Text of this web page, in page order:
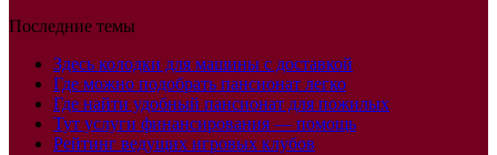
Последние темы
Здесь колодки для машины с доставкой
Где можно подобрать пансионат легко
Где найти удобный пансионат для пожилых
Тут услуги финансирования — помощь
Рейтинг ведущих игровых клубов